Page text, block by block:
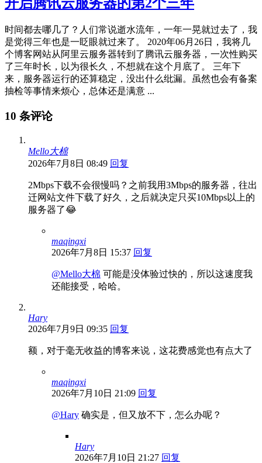
开启腾讯云服务器的第2个三年
时间都去哪几了？人们常说逝水流年，一年一晃就过去了，我
是觉得三年也是一眨眼就过来了。 2020年06月26日，我将几
个博客网站从阿里云服务器转到了腾讯云服务器，一次性购买
了三年时长，以为很长久，不想就在这个月底了。 三年下
来，服务器运行的还算稳定，没出什么纰漏。虽然也会有备案
抽检等事情来烦心，总体还是满意 ...
10 条评论
Mello大棉
2026年7月8日 08:49 回复
2Mbps下载不会很慢吗？之前我用3Mbps的服务器，往出
迁网站文件下载了好久，之后就决定只买10Mbps以上的
服务器了😂
maqingxi
2026年7月8日 15:37 回复
@Mello大棉 可能是没体验过快的，所以这速度我
还能接受，哈哈。
Hary
2026年7月9日 09:35 回复
额，对于毫无收益的博客来说，这花费感觉也有点大了
maqingxi
2026年7月10日 21:09 回复
@Hary 确实是，但又放不下，怎么办呢？
Hary
2026年7月10日 21:27 回复